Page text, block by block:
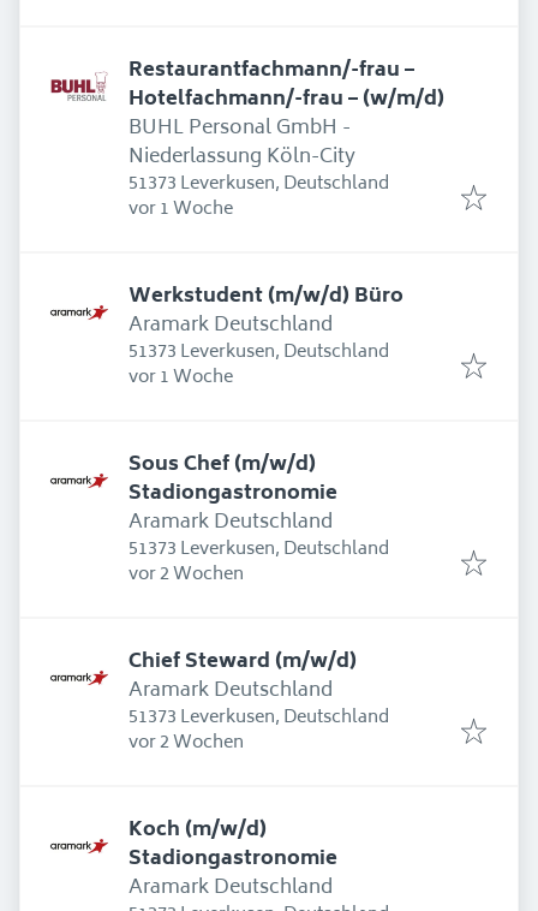
Restaurantfachmann/-frau –
Hotelfachmann/-frau – (w/m/d)
BUHL Personal GmbH -
Niederlassung Köln-City
51373 Leverkusen, Deutschland
Erschienen:
vor 1 Woche
Werkstudent (m/w/d) Büro
Aramark Deutschland
51373 Leverkusen, Deutschland
Erschienen:
vor 1 Woche
Sous Chef (m/w/d)
Stadiongastronomie
Aramark Deutschland
51373 Leverkusen, Deutschland
Erschienen:
vor 2 Wochen
Chief Steward (m/w/d)
Aramark Deutschland
51373 Leverkusen, Deutschland
Erschienen:
vor 2 Wochen
Koch (m/w/d)
Stadiongastronomie
Aramark Deutschland